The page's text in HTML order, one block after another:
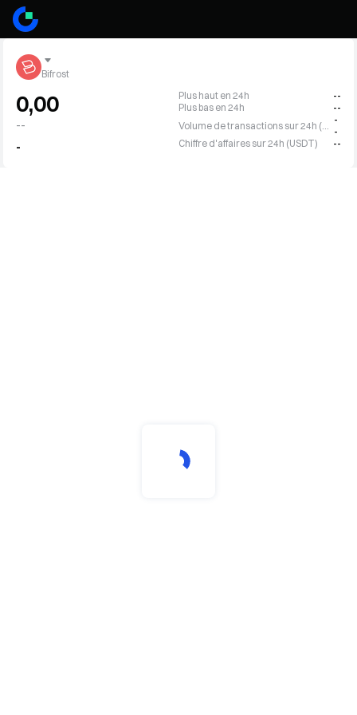
Bifrost
0,00
--
-
Plus haut en 24h
--
Plus bas en 24h
--
-
-
Chiffre d'affaires sur 24h (USDT)
--